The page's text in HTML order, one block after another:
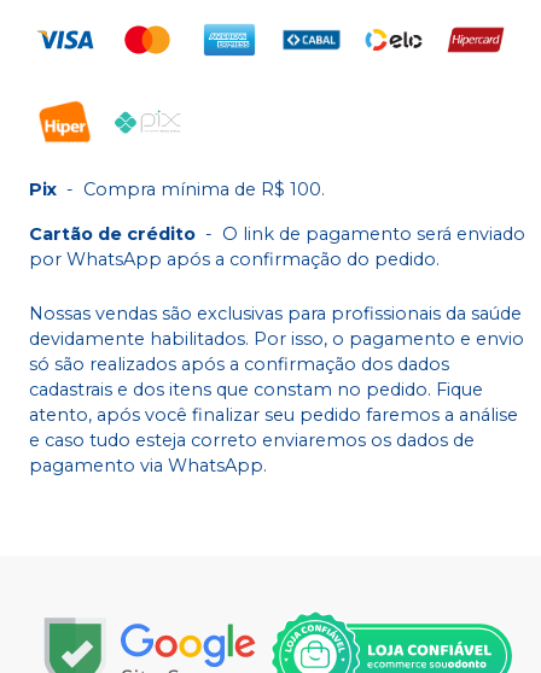
Pix - Compra mínima de R$ 100.
Cartão de crédito - O link de pagamento será enviado
por WhatsApp após a confirmação do pedido.
Nossas vendas são exclusivas para profissionais da saúde
devidamente habilitados. Por isso, o pagamento e envio
só são realizados após a confirmação dos dados
cadastrais e dos itens que constam no pedido. Fique
atento, após você finalizar seu pedido faremos a análise
e caso tudo esteja correto enviaremos os dados de
pagamento via WhatsApp.